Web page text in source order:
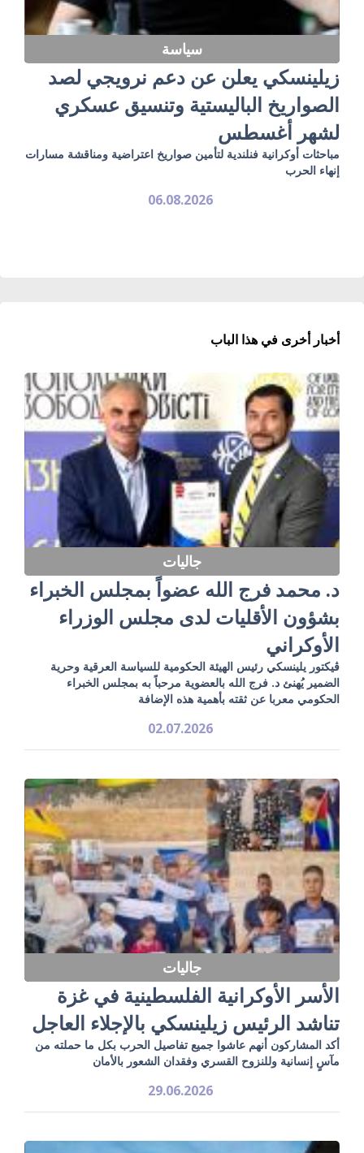
سياسة
زيلينسكي يعلن عن دعم نرويجي لصد
الصواريخ الباليستية وتنسيق عسكري
لشهر أغسطس
مباحثات أوكرانية فنلندية لتأمين صواريخ اعتراضية ومناقشة مسارات
إنهاء الحرب
06.08.2026
أخبار أخرى في هذا الباب
جاليات
د. محمد فرج الله عضواً بمجلس الخبراء
بشؤون الأقليات لدى مجلس الوزراء
الأوكراني
ڤيكتور يلينسكي رئيس الهيئة الحكومية للسياسة العرقية وحرية
الضمير يُهنئ د. فرج الله بالعضوية مرحباً به بمجلس الخبراء
الحكومي معربا عن ثقته بأهمية هذه الإضافة
02.07.2026
جاليات
الأسر الأوكرانية الفلسطينية في غزة
تناشد الرئيس زيلينسكي بالإجلاء العاجل
أكد المشاركون أنهم عاشوا جميع تفاصيل الحرب بكل ما حملته من
مآسٍ إنسانية وللنزوح القسري وفقدان الشعور بالأمان
29.06.2026